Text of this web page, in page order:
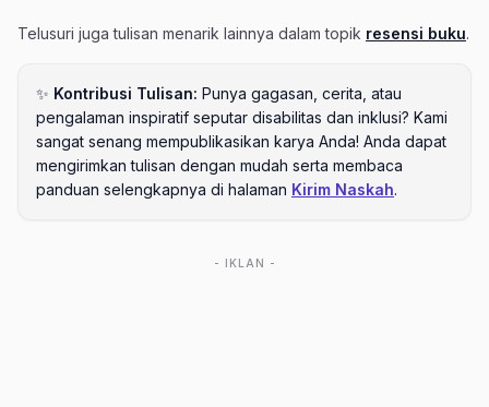
Telusuri juga tulisan menarik lainnya dalam topik resensi buku.
✨ Kontribusi Tulisan: Punya gagasan, cerita, atau
pengalaman inspiratif seputar disabilitas dan inklusi? Kami
sangat senang mempublikasikan karya Anda! Anda dapat
mengirimkan tulisan dengan mudah serta membaca
panduan selengkapnya di halaman Kirim Naskah.
- IKLAN -